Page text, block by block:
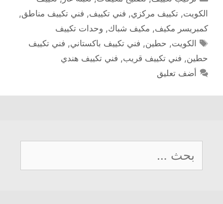
الكويت, تكييف مركزي, فني تكييف, فني تكييف مناطق,
كمبريسر مكيف, مكيف شباك, وحدات تكييف
الوسوم
الكويت, حطين, فني تكييف باكستاني, فني تكييف
حطين, فني تكييف قريب, فني تكييف هندي
أضف تعليق
البحث
عن: